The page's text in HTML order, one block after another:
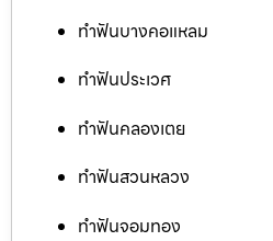
ทำฟันบางคอแหลม
ทำฟันประเวศ
ทำฟันคลองเตย
ทำฟันสวนหลวง
ทำฟันจอมทอง